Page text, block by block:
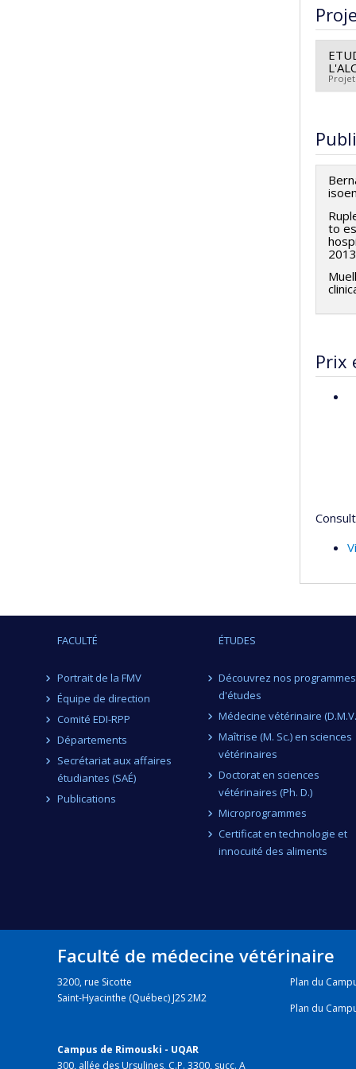
Projet
to
Prix
FACULTÉ
Portrait de la FMV
Équipe de direction
Comité EDI-RPP
Départements
Secrétariat aux affaires
étudiantes (SAÉ)
Publications
ÉTUDES
Découvrez nos programmes
d'études
Médecine vétérinaire
Maîtrise (M. Sc.) en sciences
vétérinaires
Doctorat en sciences
vétérinaires (Ph. D.)
Microprogrammes
Certificat en technologie et
innocuité des aliments
Faculté de médecine vétérinaire
3200, rue Sicotte
Saint-Hyacinthe (Québec) J2S 2M2
Campus de Rimouski - UQAR
300, allée des Ursulines, C.P. 3300, succ. A
Plan du
Plan du